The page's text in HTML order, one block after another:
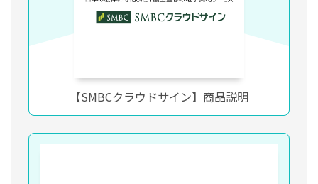
【SMBCクラウドサイン】商品説明